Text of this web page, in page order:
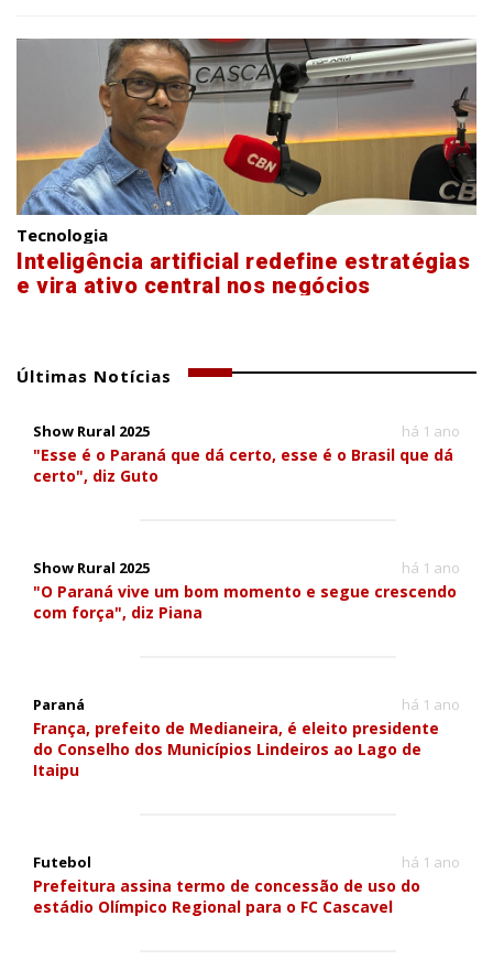
Tecnologia
Inteligência artificial redefine estratégias
e vira ativo central nos negócios
Últimas Notícias
Show Rural 2025 há 1 ano
"Esse é o Paraná que dá certo, esse é o Brasil que dá
certo", diz Guto
Show Rural 2025 há 1 ano
"O Paraná vive um bom momento e segue crescendo
com força", diz Piana
Paraná há 1 ano
França, prefeito de Medianeira, é eleito presidente
do Conselho dos Municípios Lindeiros ao Lago de
Itaipu
Futebol há 1 ano
Prefeitura assina termo de concessão de uso do
estádio Olímpico Regional para o FC Cascavel